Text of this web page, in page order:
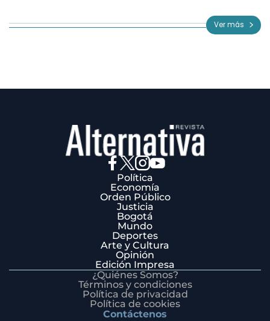
3
Ver más
Política
Economía
Orden Público
Justicia
Bogotá
Mundo
Deportes
Arte y Cultura
Opinión
Edición Impresa
¿Quiénes Somos?
Términos y condiciones
Política de privacidad
Política de cookies
Contáctenos